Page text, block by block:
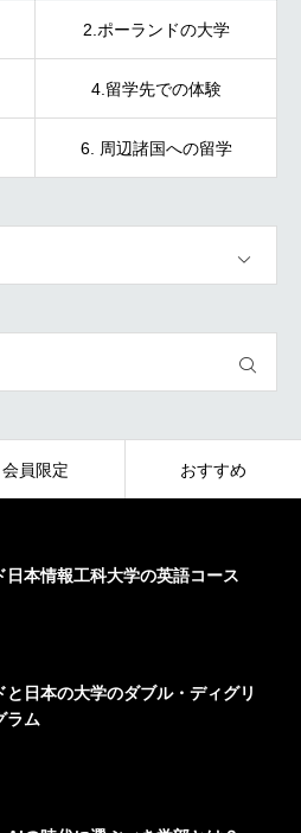
2.ポーランドの大学
4.留学先での体験
6. 周辺諸国への留学
会員限定 おすすめ
日本情報工科大学の英語コース
と日本の大学のダブル・ディグリ
ラム